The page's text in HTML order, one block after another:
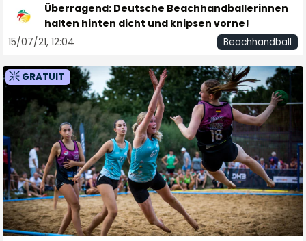
Überragend: Deutsche Beachhandballerinnen
halten hinten dicht und knipsen vorne!
15/07/21, 12:04
Beachhandball
GRATUIT